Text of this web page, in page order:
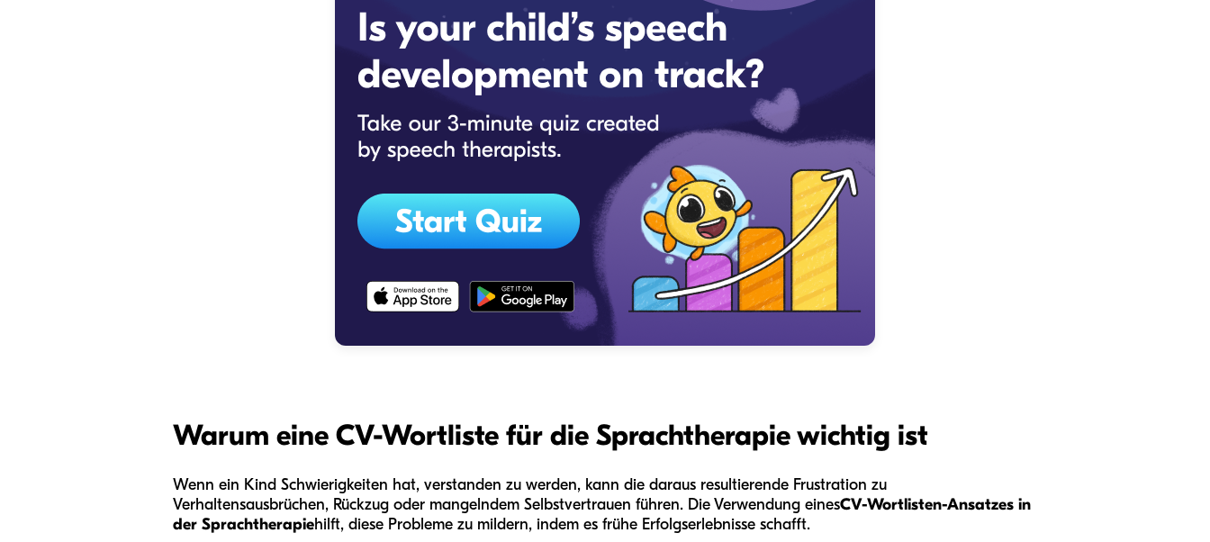
Warum eine CV-Wortliste für die Sprachtherapie wichtig ist
Wenn ein Kind Schwierigkeiten hat, verstanden zu werden, kann die daraus resultierende Frustration zu
Verhaltensausbrüchen, Rückzug oder mangelndem Selbstvertrauen führen. Die Verwendung einesCV-Wortlisten-Ansatzes in
der Sprachtherapiehilft, diese Probleme zu mildern, indem es frühe Erfolgserlebnisse schafft.